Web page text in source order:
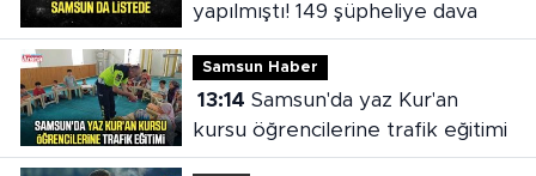
yapılmıştı! 149 şüpheliye dava
Samsun Haber
13:14
kursu öğrencilerine trafik eğitimi